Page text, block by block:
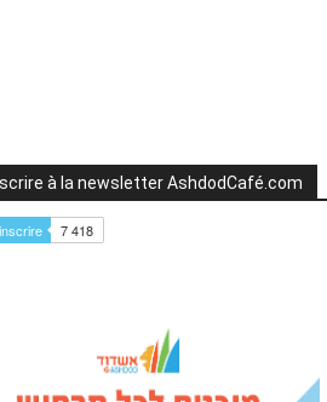
à la newsletter AshdodCafé.com